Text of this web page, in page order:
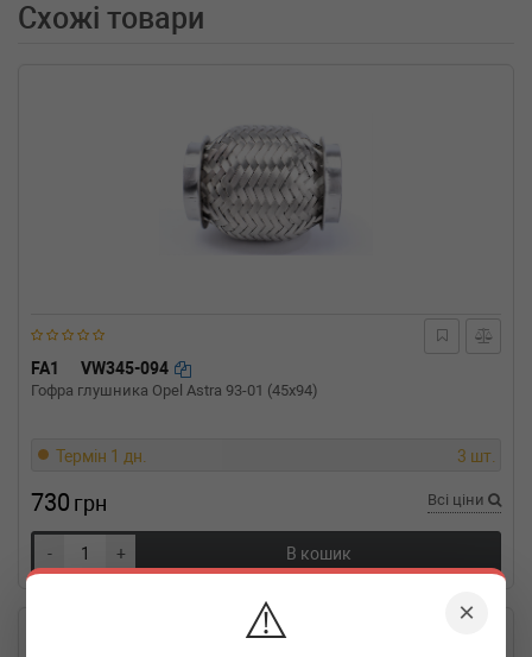
×
⚠️
Схожі товари
FA1 VW345-094
Гофра глушника Opel Astra 93-01 (45x94)
Термін 1 дн. 3 шт.
730 грн Всі ціни
- + В кошик